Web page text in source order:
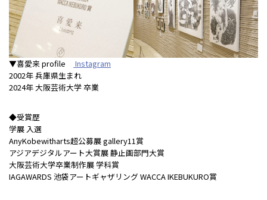
▼喜愛来 profile
Instagram
2002年 兵庫県生まれ
2024年 大阪芸術大学 卒業
◆受賞歴
学展 入選
AnyKobewitharts超公募展 gallery11賞
アジアデジタルアート大賞展 静止画部門大賞
大阪芸術大学卒業制作展 学科賞
IAGAWARDS 池袋アートギャザリング WACCA IKEBUKURO賞